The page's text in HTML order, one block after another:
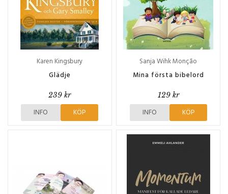
Karen Kingsbury
Glädje
239 kr
INFO KÖP
Sanja Wihk Monção
Mina första bibelord
129 kr
INFO KÖP